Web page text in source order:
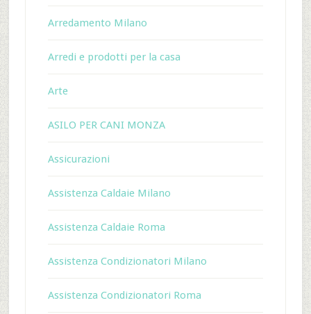
Arredamento Milano
Arredi e prodotti per la casa
Arte
ASILO PER CANI MONZA
Assicurazioni
Assistenza Caldaie Milano
Assistenza Caldaie Roma
Assistenza Condizionatori Milano
Assistenza Condizionatori Roma